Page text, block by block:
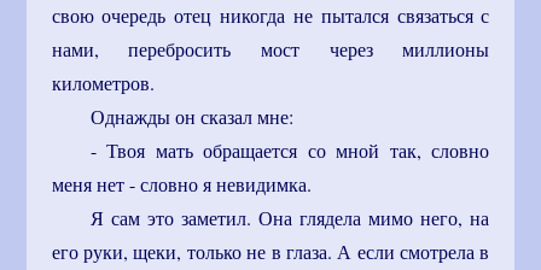
свою очередь отец никогда не пытался связаться с
нами, перебросить мост через миллионы
километров.
Однажды он сказал мне:
- Твоя мать обращается со мной так, словно
меня нет - словно я невидимка.
Я сам это заметил. Она глядела мимо него, на
его руки, щеки, только не в глаза. А если смотрела в